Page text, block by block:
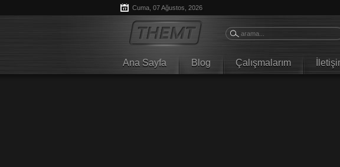
Cuma, 07Ağustos, 2026
Ana Sayfa Blog Çalışmalarım